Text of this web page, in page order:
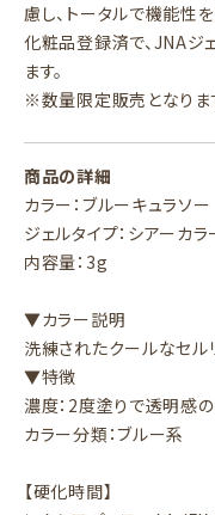
慮し、トータルで機能性を
化粧品登録済で、JNAジ
ます。
※数量限定販売となりま
商品の詳細
カラー：ブルーキュラソー
ジェルタイプ：シアーカラ
内容量：3g
▼カラー説明
洗練されたクールなセル
▼特徴
濃度：2度塗りで透明感
カラー分類：ブルー系
【硬化時間】